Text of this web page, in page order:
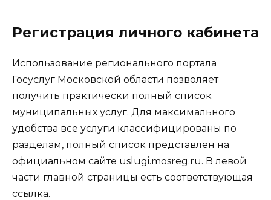
Регистрация личного кабинета
Использование регионального портала
Госуслуг Московской области позволяет
получить практически полный список
муниципальных услуг. Для максимального
удобства все услуги классифицированы по
разделам, полный список представлен на
официальном сайте uslugi.mosreg.ru. В левой
части главной страницы есть соответствующая
ссылка.